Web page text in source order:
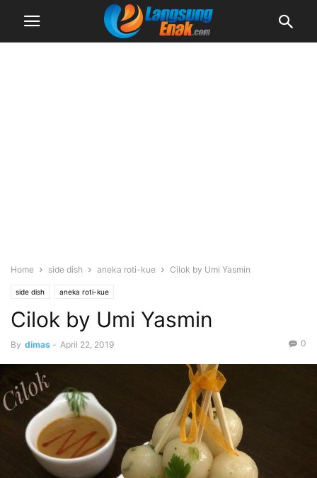
Home side dish aneka roti-kue Cilok by Umi Yasmin
side dish aneka roti-kue
Cilok by Umi Yasmin
By dimas - April 22, 2019 0